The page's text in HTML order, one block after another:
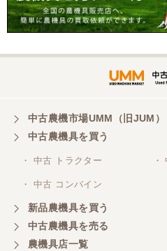
中古農機市場UMM（旧JUM）
中古農機具を買う
・ 中古 トラクター ・
・ 中古 コンバイン
新品農機具を買う
中古農機具を売る
農機具店一覧